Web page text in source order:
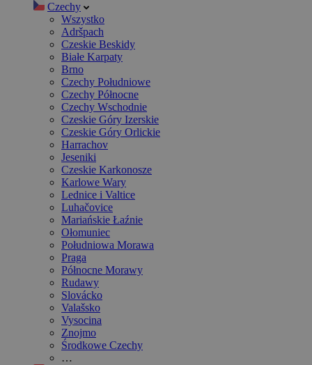
Czechy
Wszystko
Adršpach
Czeskie Beskidy
Białe Karpaty
Brno
Czechy Południowe
Czechy Północne
Czechy Wschodnie
Czeskie Góry Izerskie
Czeskie Góry Orlickie
Harrachov
Jeseniki
Czeskie Karkonosze
Karlowe Wary
Lednice i Valtice
Luhačovice
Mariańskie Łaźnie
Ołomuniec
Południowa Morawa
Praga
Północne Morawy
Rudawy
Slovácko
Valašsko
Vysocina
Znojmo
Środkowe Czechy
…